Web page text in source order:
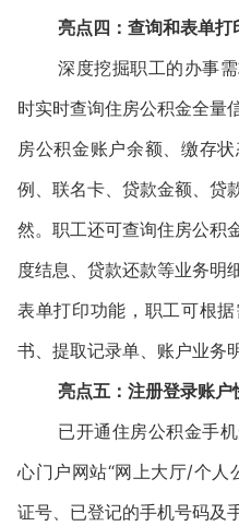
亮点四：查询和表单打
深度挖掘职工的办事
时实时查询住房公积金全量
房公积金账户余额、缴存
例、联名卡、贷款金额、贷
然。职工还可查询住房公积
度结息、贷款还款等业务明
表单打印功能，职工可根
书、提取记录单、账户业务
亮点五：注册登录账户
已开通住房公积金手
心门户网站“网上大厅/个人
证号、已登记的手机号码及